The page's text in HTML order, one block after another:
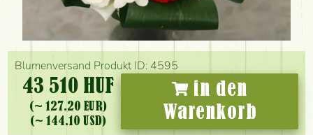
Blumenversand Produkt ID: 4595
43 510 HUF
(~ 127.20 EUR)
(~ 144.10 USD)
in den
Warenkorb